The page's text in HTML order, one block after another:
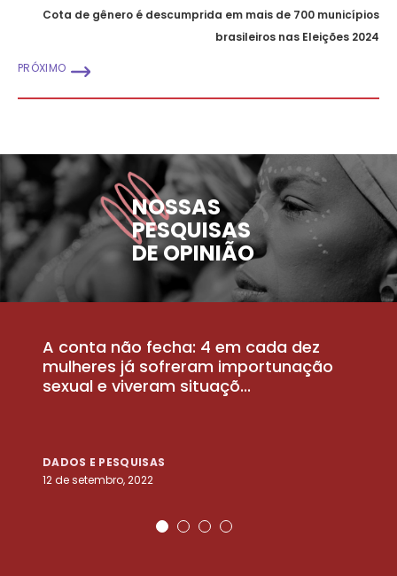
Cota de gênero é descumprida em mais de 700 municípios
brasileiros nas Eleições 2024
PRÓXIMO
NOSSAS
PESQUISAS
DE OPINIÃO
A conta não fecha: 4 em cada dez
mulheres já sofreram importunação
sexual e viveram situaçõ...
DADOS E PESQUISAS
12 de setembro, 2022